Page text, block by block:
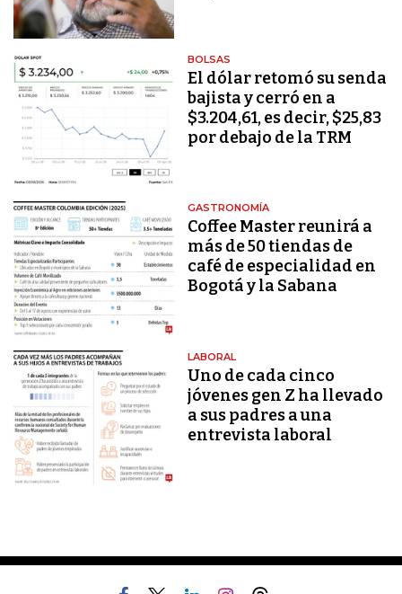
BOLSAS
El dólar retomó su senda
bajista y cerró en a
$3.204,61, es decir, $25,83
por debajo de la TRM
GASTRONOMÍA
Coffee Master reunirá a
más de 50 tiendas de
café de especialidad en
Bogotá y la Sabana
LABORAL
Uno de cada cinco
jóvenes gen Z ha llevado
a sus padres a una
entrevista laboral